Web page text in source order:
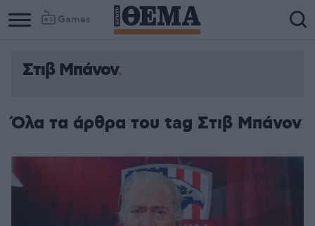
Games
Στιβ Μπάνον
Όλα τα άρθρα του tag Στιβ Μπάνον